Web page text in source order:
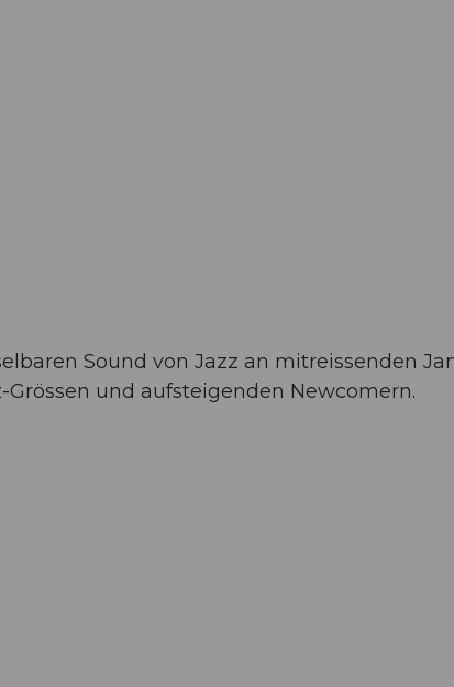
Sound von Jazz an mitreissenden
und aufsteigenden Newcomern.